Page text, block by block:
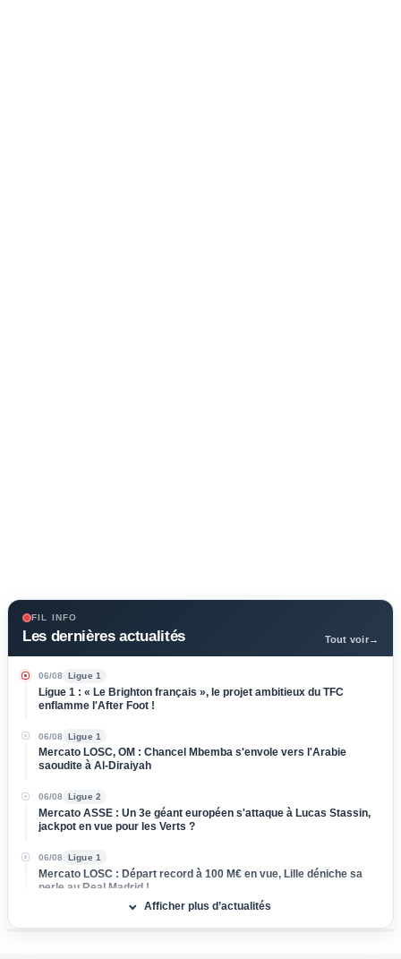
FIL INFO
Les dernières actualités Tout voir→
06/08 Ligue 1
Ligue 1 : « Le Brighton français », le projet ambitieux du TFC
enflamme l'After Foot !
06/08 Ligue 1
Mercato LOSC, OM : Chancel Mbemba s'envole vers l'Arabie
saoudite à Al-Diraiyah
06/08 Ligue 2
Mercato ASSE : Un 3e géant européen s'attaque à Lucas Stassin,
jackpot en vue pour les Verts ?
06/08 Ligue 1
Mercato LOSC : Départ record à 100 M€ en vue, Lille déniche sa
perle au Real Madrid !
Afficher plus d’actualités